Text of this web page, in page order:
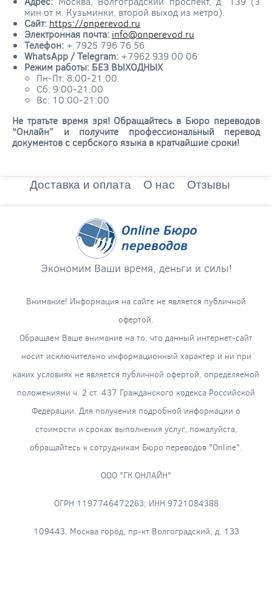
мин от м. Кузьминки, второй выход из метро).
Сайт: https://onperevod.ru
Электронная почта: info@onperevod.ru
Телефон: + 7925 796 76 56
WhatsApp / Telegram: +7962 939 00 06
Режим работы: БЕЗ ВЫХОДНЫХ
Пн-Пт: 8:00-21:00
Сб: 9:00-21:00
Вс: 10:00-21:00
Не тратьте время зря! Обращайтесь в Бюро переводов
“Онлайн” и получите профессиональный перевод
документов с сербского языка в кратчайшие сроки!
Доставка и оплата О нас Отзывы
Экономим Ваши время, деньги и силы!
Внимание! Информация на сайте не является публичной
офертой.
Обращаем Ваше внимание на то, что данный интернет-сайт
носит исключительно информационный характер и ни при
каких условиях не является публичной офертой, определяемой
положениями ч. 2 ст. 437 Гражданского кодекса Российской
Федерации. Для получения подробной информации о
стоимости и сроках выполнения услуг, пожалуйста,
обращайтесь к сотрудникам Бюро переводов "Online".
ООО "ГК ОНЛАЙН"
ОГРН 1197746472263; ИНН 9721084388
109443, Москва город, пр-кт Волгоградский, д. 133